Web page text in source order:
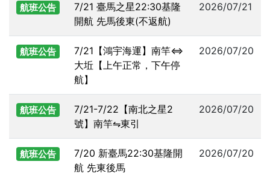
航班公告
7/21 臺馬之星22:30基隆
開航 先馬後東(不返航)
2026/07/21
航班公告
7/21【鴻宇海運】南竿⇔
大坵【上午正常，下午停
航】
2026/07/20
航班公告
7/21-7/22【南北之星2
號】南竿⇋東引
2026/07/20
航班公告
7/20 新臺馬22:30基隆開
航 先東後馬
2026/07/20